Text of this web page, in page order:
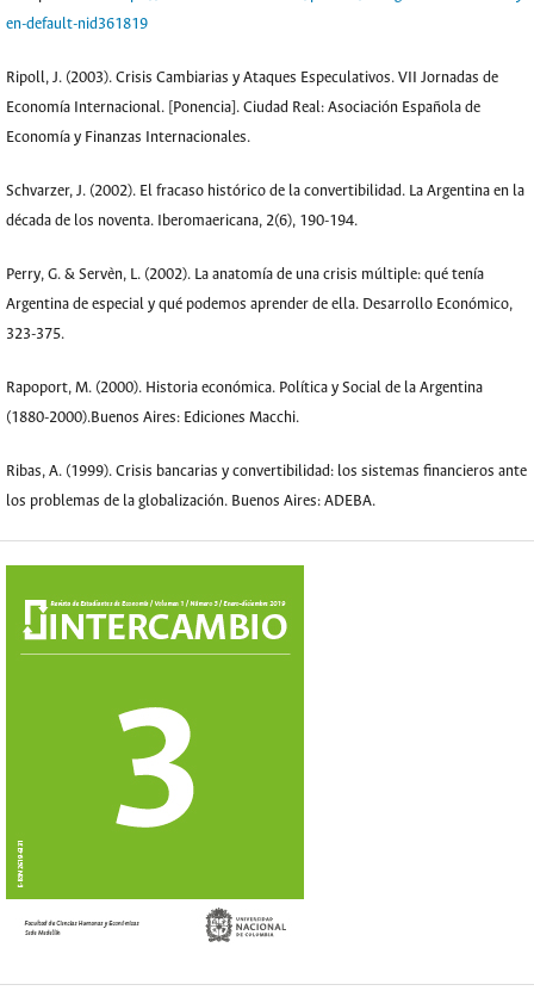
en-default-nid361819
Ripoll, J. (2003). Crisis Cambiarias y Ataques Especulativos. VII Jornadas de
Economía Internacional. [Ponencia]. Ciudad Real: Asociación Española de
Economía y Finanzas Internacionales.
Schvarzer, J. (2002). El fracaso histórico de la convertibilidad. La Argentina en la
década de los noventa. Iberomaericana, 2(6), 190-194.
Perry, G. & Servèn, L. (2002). La anatomía de una crisis múltiple: qué tenía
Argentina de especial y qué podemos aprender de ella. Desarrollo Económico,
323-375.
Rapoport, M. (2000). Historia económica. Política y Social de la Argentina
(1880-2000).Buenos Aires: Ediciones Macchi.
Ribas, A. (1999). Crisis bancarias y convertibilidad: los sistemas financieros ante
los problemas de la globalización. Buenos Aires: ADEBA.